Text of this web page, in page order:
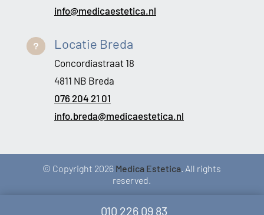
info@medicaestetica.nl
u Locatie Breda
Concordiastraat 18
4811 NB Breda
076 204 21 01
info.breda@medicaestetica.nl
© Copyright 2026 Medica Estetica. All rights
reserved.
010 226 09 83